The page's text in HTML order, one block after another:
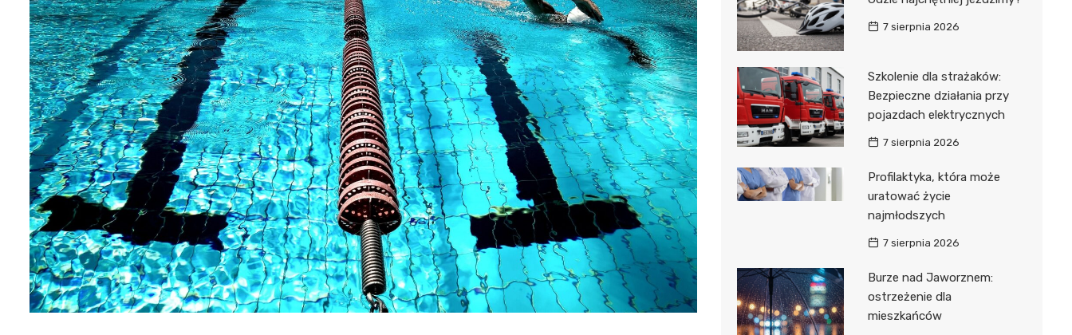
Kościół Najświętszego
Serca Pana Jezusa
Kaplica św. Jana
Chrzciciela
Promenada nad Przemszą
robotnicze Nikiszowiec w
Katowicach
7 sierpnia 2026
Szkolenie dla strażaków:
Bezpieczne działania przy
pojazdach elektrycznych
7 sierpnia 2026
Profilaktyka, która może
uratować życie
najmłodszych
7 sierpnia 2026
Burze nad Jaworznem:
ostrzeżenie dla
mieszkańców